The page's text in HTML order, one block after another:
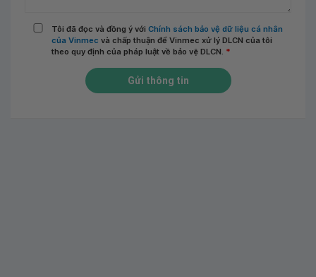
Tôi đã đọc và đồng ý với Chính sách bảo vệ dữ liệu cá nhân
của Vinmec và chấp thuận để Vinmec xử lý DLCN của tôi
theo quy định của pháp luật về bảo vệ DLCN. *
Gửi thông tin